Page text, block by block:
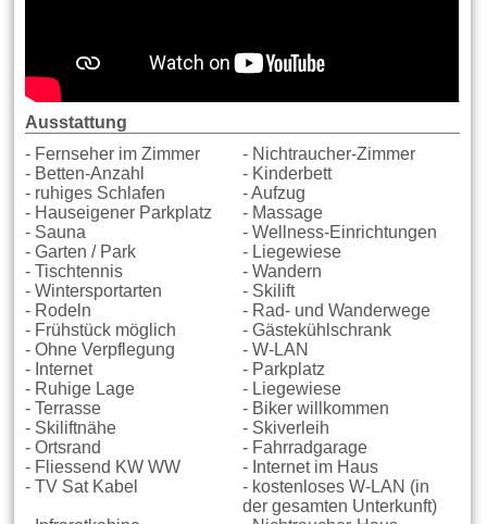
Ausstattung
- Fernseher im Zimmer
- Nichtraucher-Zimmer
- Betten-Anzahl
- Kinderbett
- ruhiges Schlafen
- Aufzug
- Hauseigener Parkplatz
- Massage
- Sauna
- Wellness-Einrichtungen
- Garten / Park
- Liegewiese
- Tischtennis
- Wandern
- Wintersportarten
- Skilift
- Rodeln
- Rad- und Wanderwege
- Frühstück möglich
- Gästekühlschrank
- Ohne Verpflegung
- W-LAN
- Internet
- Parkplatz
- Ruhige Lage
- Liegewiese
- Terrasse
- Biker willkommen
- Skiliftnähe
- Skiverleih
- Ortsrand
- Fahrradgarage
- Fliessend KW WW
- Internet im Haus
- TV Sat Kabel
- kostenloses W-LAN (in
der gesamten Unterkunft)